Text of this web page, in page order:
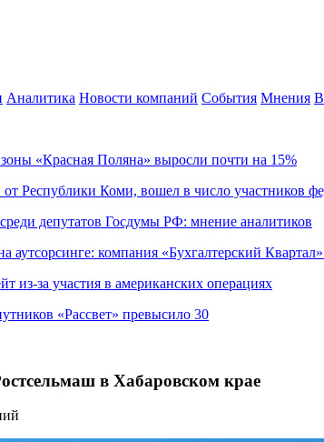
Аналитика Новости компаний События Мнения
«Красная Поляна» выросли почти на 15%
Республики Коми, вошел в число участников
депутатов Госдумы РФ: мнение аналитиков
аутсорсинге: компания «Бухгалтерский
из-за участия в американских операциях
«Рассвет» превысило 30
в Хабаровском крае